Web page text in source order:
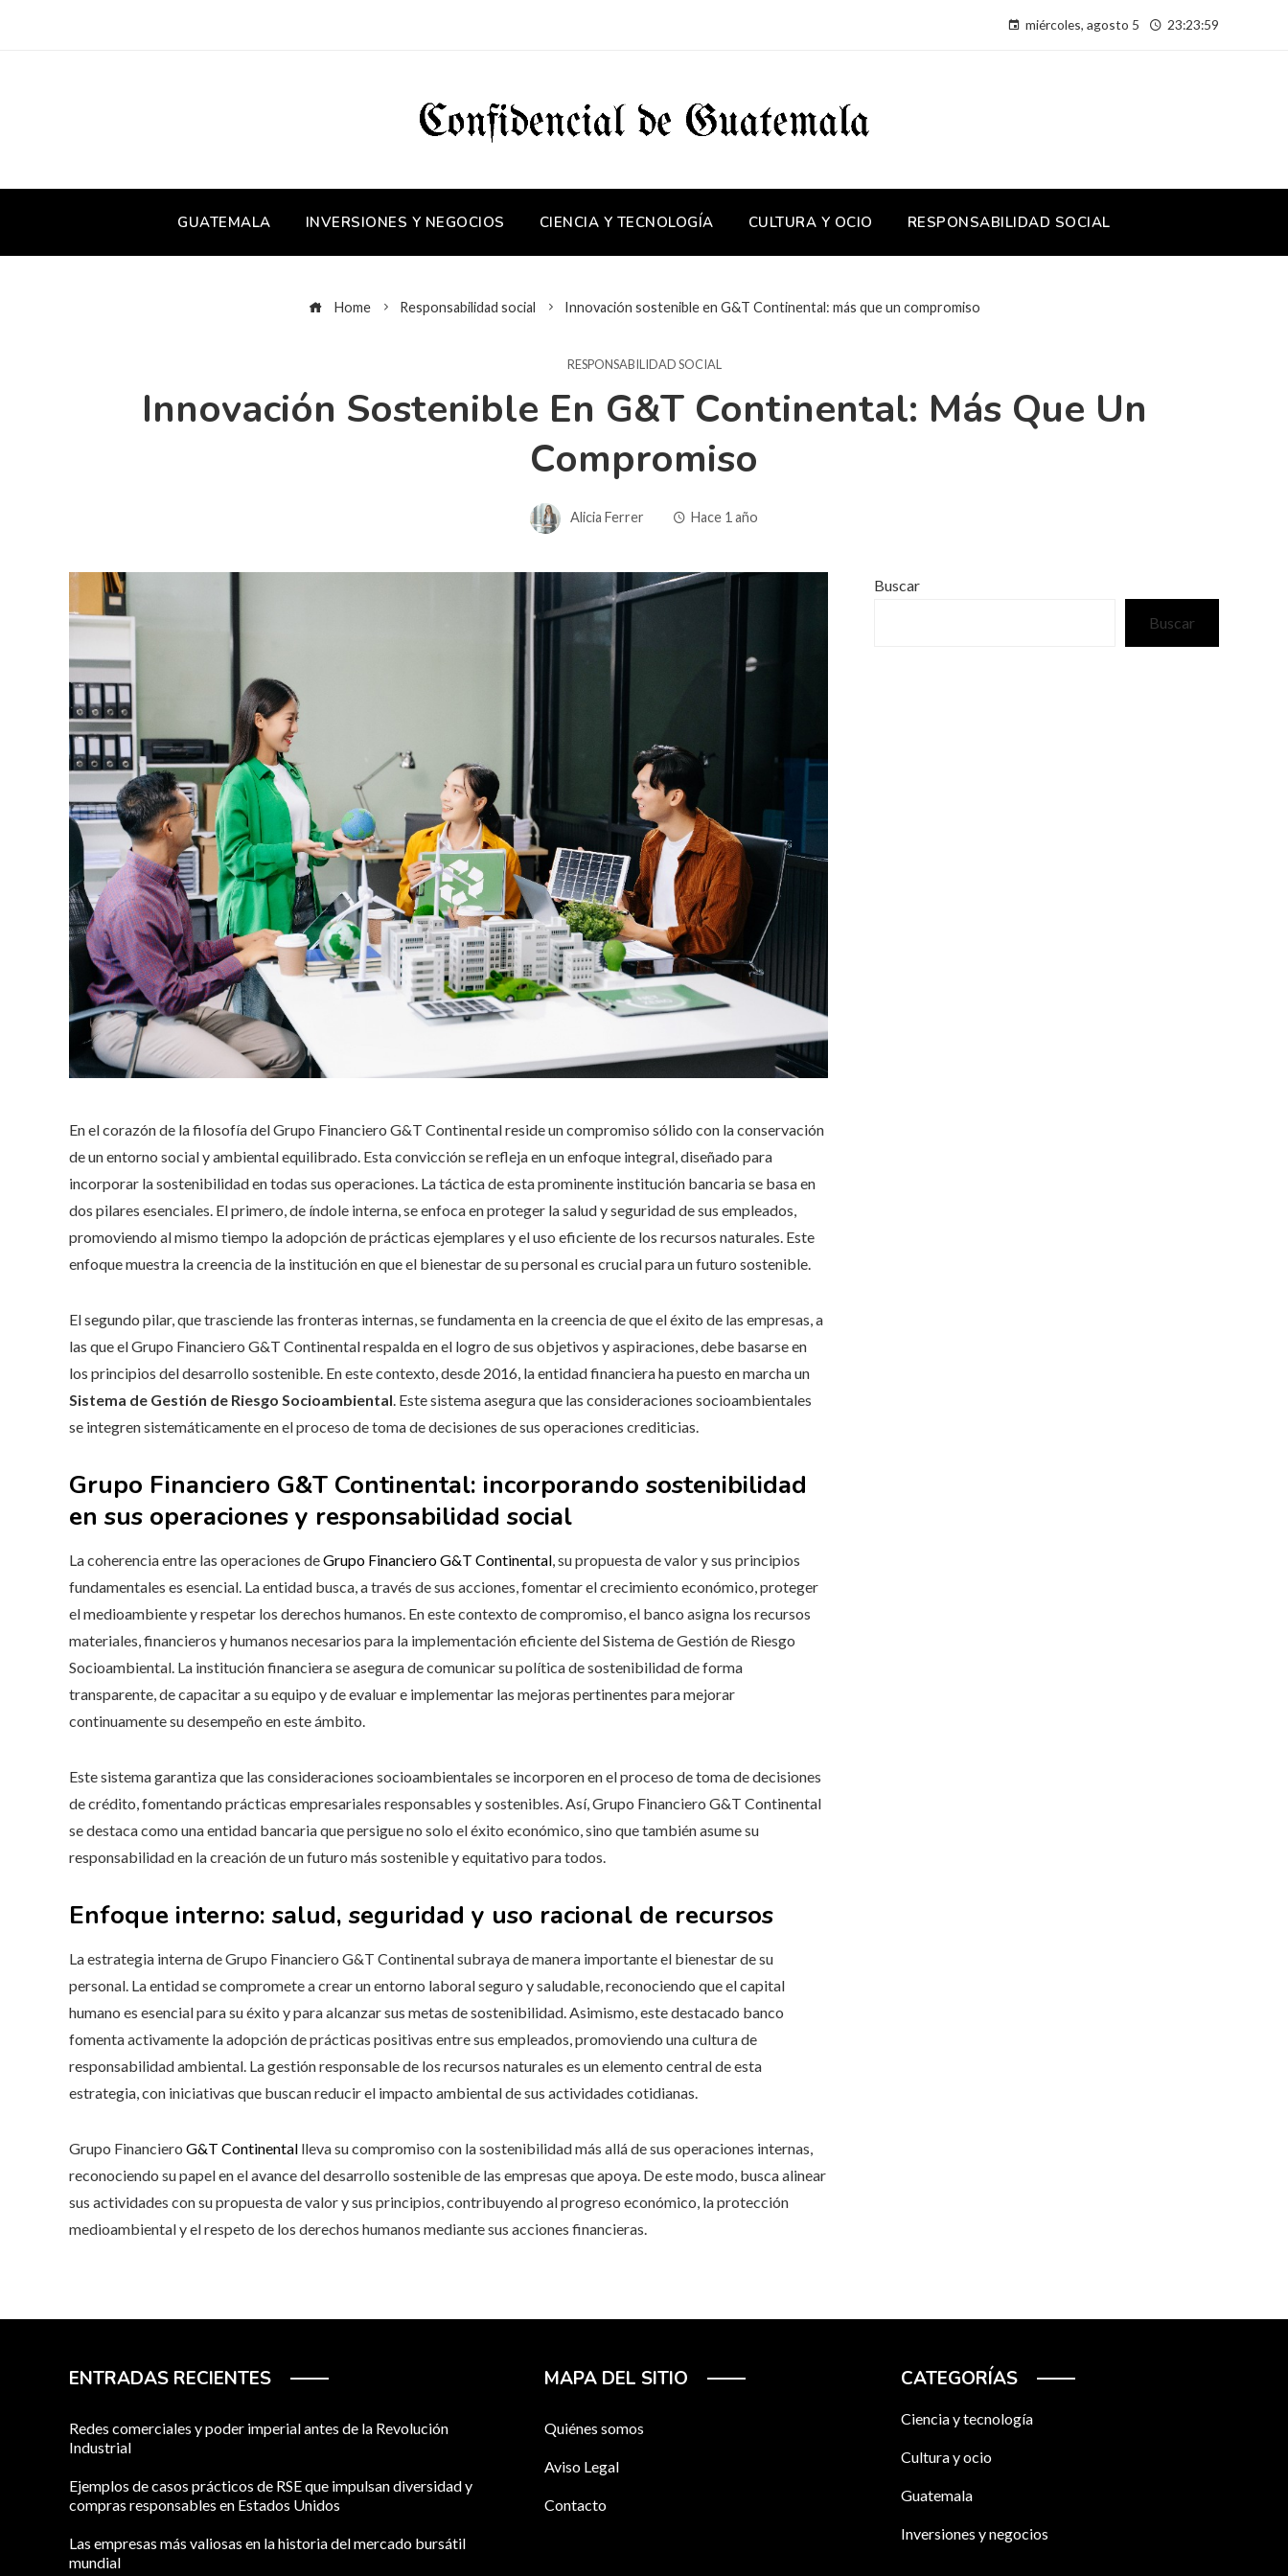
miércoles, agosto 5 23:24:00
GUATEMALA INVERSIONES Y NEGOCIOS CIENCIA Y TECNOLOGÍA CULTURA Y OCIO RESPONSABILIDAD SOCIAL
Home Responsabilidad social Innovación sostenible en G&T Continental: más que un compromiso
RESPONSABILIDAD SOCIAL
Innovación Sostenible En G&T Continental: Más Que Un
Compromiso
Alicia Ferrer Hace 1 año
En el corazón de la filosofía del Grupo Financiero G&T Continental reside un compromiso sólido con la conservación
de un entorno social y ambiental equilibrado. Esta convicción se refleja en un enfoque integral, diseñado para
incorporar la sostenibilidad en todas sus operaciones. La táctica de esta prominente institución bancaria se basa en
dos pilares esenciales. El primero, de índole interna, se enfoca en proteger la salud y seguridad de sus empleados,
promoviendo al mismo tiempo la adopción de prácticas ejemplares y el uso eficiente de los recursos naturales. Este
enfoque muestra la creencia de la institución en que el bienestar de su personal es crucial para un futuro sostenible.
El segundo pilar, que trasciende las fronteras internas, se fundamenta en la creencia de que el éxito de las empresas, a
las que el Grupo Financiero G&T Continental respalda en el logro de sus objetivos y aspiraciones, debe basarse en
los principios del desarrollo sostenible. En este contexto, desde 2016, la entidad financiera ha puesto en marcha un
Sistema de Gestión de Riesgo Socioambiental. Este sistema asegura que las consideraciones socioambientales
se integren sistemáticamente en el proceso de toma de decisiones de sus operaciones crediticias.
Grupo Financiero G&T Continental: incorporando sostenibilidad
en sus operaciones y responsabilidad social
La coherencia entre las operaciones deGrupo Financiero G&T Continental, su propuesta de valor y sus principios
fundamentales es esencial. La entidad busca, a través de sus acciones, fomentar el crecimiento económico, proteger
el medioambiente y respetar los derechos humanos. En este contexto de compromiso, el banco asigna los recursos
materiales, financieros y humanos necesarios para la implementación eficiente del Sistema de Gestión de Riesgo
Socioambiental. La institución financiera se asegura de comunicar su política de sostenibilidad de forma
transparente, de capacitar a su equipo y de evaluar e implementar las mejoras pertinentes para mejorar
continuamente su desempeño en este ámbito.
Este sistema garantiza que las consideraciones socioambientales se incorporen en el proceso de toma de decisiones
de crédito, fomentando prácticas empresariales responsables y sostenibles. Así, Grupo Financiero G&T Continental
se destaca como una entidad bancaria que persigue no solo el éxito económico, sino que también asume su
responsabilidad en la creación de un futuro más sostenible y equitativo para todos.
Enfoque interno: salud, seguridad y uso racional de recursos
La estrategia interna de Grupo Financiero G&T Continental subraya de manera importante el bienestar de su
personal. La entidad se compromete a crear un entorno laboral seguro y saludable, reconociendo que el capital
humano es esencial para su éxito y para alcanzar sus metas de sostenibilidad. Asimismo, este destacado banco
fomenta activamente la adopción de prácticas positivas entre sus empleados, promoviendo una cultura de
responsabilidad ambiental. La gestión responsable de los recursos naturales es un elemento central de esta
estrategia, con iniciativas que buscan reducir el impacto ambiental de sus actividades cotidianas.
Grupo Financiero G&T Continental lleva su compromiso con la sostenibilidad más allá de sus operaciones internas,
reconociendo su papel en el avance del desarrollo sostenible de las empresas que apoya. De este modo, busca alinear
sus actividades con su propuesta de valor y sus principios, contribuyendo al progreso económico, la protección
medioambiental y el respeto de los derechos humanos mediante sus acciones financieras.
Buscar
Buscar
ENTRADAS RECIENTES
Redes comerciales y poder imperial antes de la Revolución
Industrial
Ejemplos de casos prácticos de RSE que impulsan diversidad y
compras responsables en Estados Unidos
Las empresas más valiosas en la historia del mercado bursátil
mundial
MAPA DEL SITIO
Quiénes somos
Aviso Legal
Contacto
CATEGORÍAS
Ciencia y tecnología
Cultura y ocio
Guatemala
Inversiones y negocios